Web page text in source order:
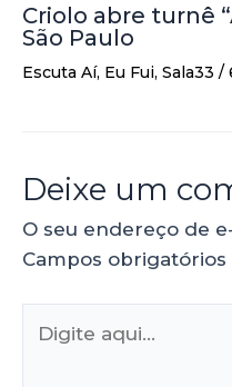
Criolo abre turnê
São Paulo
Escuta Aí, Eu Fui, Sala33 /
Deixe um
O seu endereço de
Campos